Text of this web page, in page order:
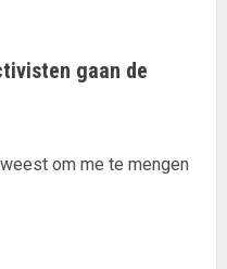
gaan de
om me te mengen